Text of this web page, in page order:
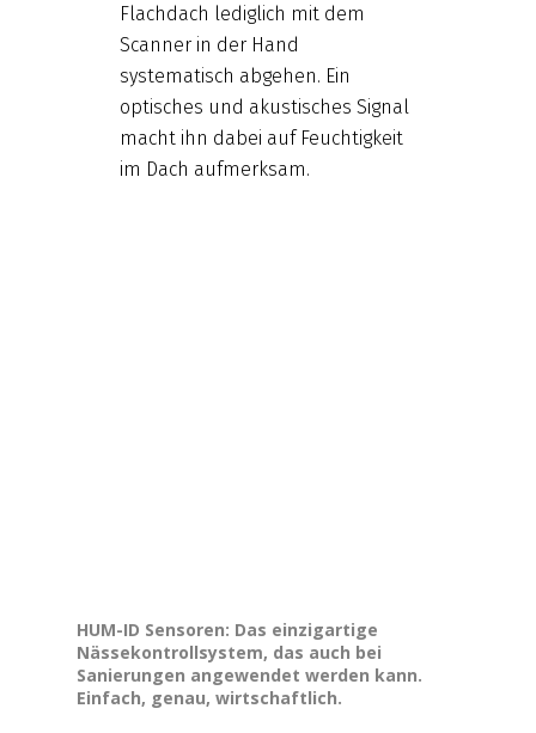
Flachdach lediglich mit dem
Scanner in der Hand
systematisch abgehen. Ein
optisches und akustisches Signal
macht ihn dabei auf Feuchtigkeit
im Dach aufmerksam.
HUM-ID Sensoren: Das einzigartige
Nässekontrollsystem, das auch bei
Sanierungen angewendet werden kann.
Einfach, genau, wirtschaftlich.